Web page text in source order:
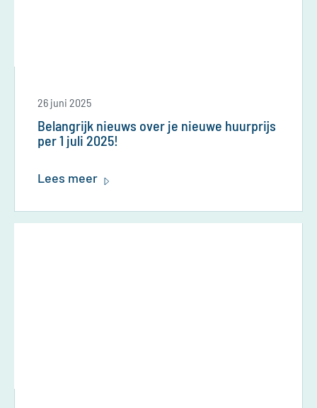
26 juni 2025
Belangrijk nieuws over je nieuwe huurprijs
per 1 juli 2025!
Lees meer